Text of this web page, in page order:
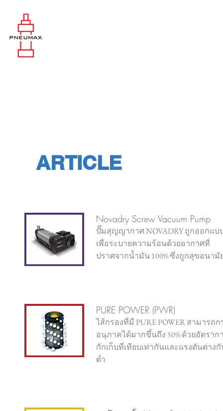
ARTICLE
Novadry Screw Vacuum Pump
ปั๊มสุญญากาศ NOVADRY ถูกออกแบ
เพื่อระบายความร้อนด้วยอากาศที่
ปราศจากน้ำมัน 100% ซึ่งถูกสุขอนามั
PURE POWER (PWR)
ไส้กรองที่มี PURE POWER สามารถก
อนุภาคได้มากขึ้นถึง 50% ด้วยอัตราก
กักเก็บที่เทียบเท่ากันและแรงดันต่าง
ต่ำ